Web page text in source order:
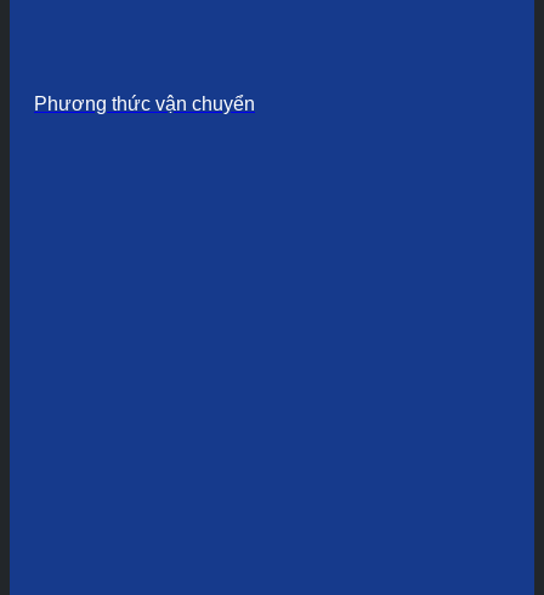
Phương thức vận chuyển